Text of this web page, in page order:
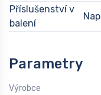
Příslušenství v
balení
Parametry
Výrobce